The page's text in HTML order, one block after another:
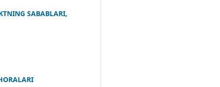
SABABLARI,